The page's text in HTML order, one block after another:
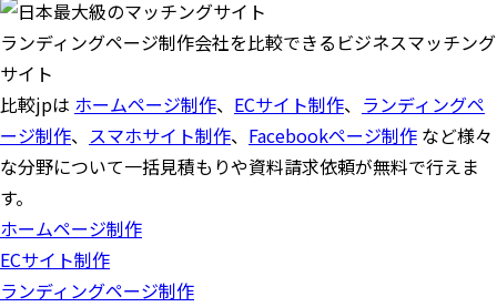
ランディングページ制作会社を比較できるビジネスマッチング
サイト
比較jpは ホームページ制作、 ECサイト制作、 ランディングペ
ージ制作、 スマホサイト制作、 Facebookページ制作 など様々
な分野について一括見積もりや資料請求依頼が無料で行えま
す。
ホームページ制作
ECサイト制作
ランディングページ制作